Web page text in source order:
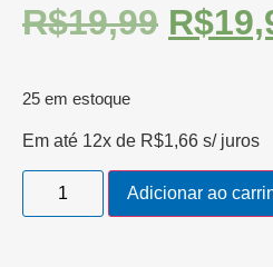
R$19,99 R$
25 em estoque
Em até 12x de R$1,66 s/ juros
Adicionar ao